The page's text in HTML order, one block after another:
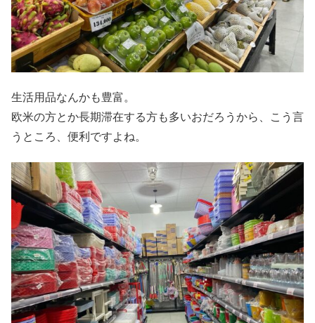
生活用品なんかも豊富。
欧米の方とか長期滞在する方も多いおだろうから、こう言
うところ、便利ですよね。